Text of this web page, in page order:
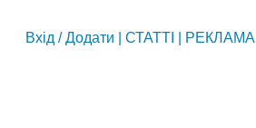
Вхід /Додати СТАТТІ РЕКЛАМА